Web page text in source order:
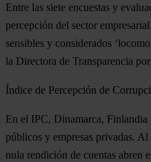
Entre las siete encuestas y
percepción del sector
sensibles y considerados
la Directora de Transparencia
Índice de Percepción de
En el IPC, Dinamarca,
públicos y empresas privadas. Al
nula rendición de cuentas abren